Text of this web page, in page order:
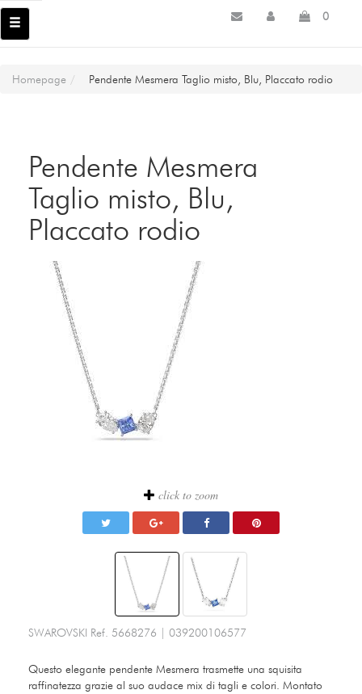
0
Homepage Pendente Mesmera Taglio misto, Blu, Placcato rodio
Pendente Mesmera
Taglio misto, Blu,
Placcato rodio
click to zoom
SWAROVSKI Ref. 5668276 039200106577
Questo elegante pendente Mesmera trasmette una squisita
raffinatezza grazie al suo audace mix di tagli e colori. Montato